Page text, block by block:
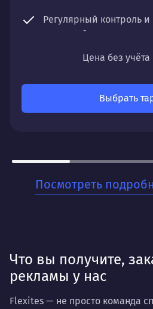
Регулярный контроль
кампаний
Отчетность по
Что получите:
Стабильный поток заявок с
временными затратами.
Для стартапов и малого
быстро начать получать
Цена без
Выбрать
Посмотреть
Что вы получите,
рекламы у нас
Flexites — не просто команда